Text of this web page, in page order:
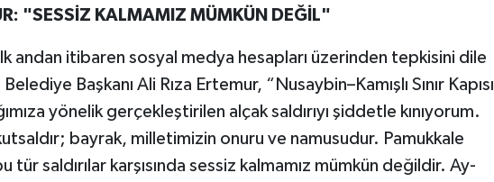
"SESSİZ KALMAMIZ MÜMKÜN DEĞİL"
andan itibaren sosyal medya hesapları üzerinden tepkisini dile
Başkanı Ali Rıza Ertemur, “Nusaybin–Kamışlı Sınır Kapısı
yönelik gerçekleştirilen alçak saldırıyı şiddetle kınıyorum.
bayrak, milletimizin onuru ve namusudur. Pamukkale
tür saldırılar karşısında sessiz kalmamız mümkün değildir. Ay-